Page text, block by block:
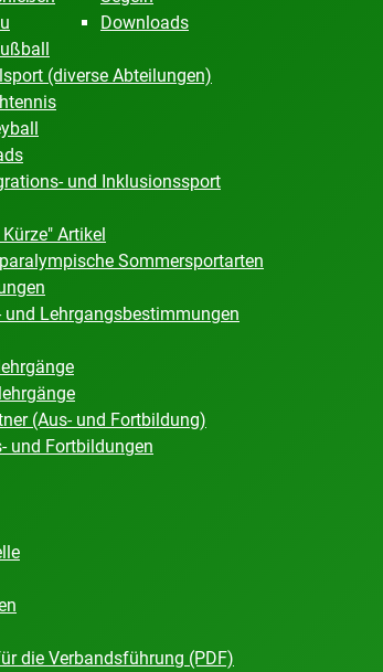
Downloads
(diverse Abteilungen)
und Inklusionssport
Artikel
Sommersportarten
und Lehrgangsbestimmungen
(Aus- und Fortbildung)
und Fortbildungen
die Verbandsführung (PDF)